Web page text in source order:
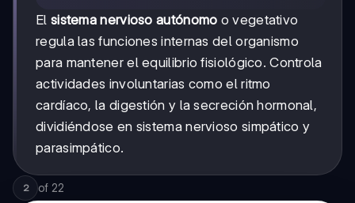
El sistema nervioso autónomo o vegetativo
regula las funciones internas del organismo
para mantener el equilibrio fisiológico. Controla
actividades involuntarias como el ritmo
cardíaco, la digestión y la secreción hormonal,
dividiéndose en sistema nervioso simpático y
parasimpático.
2 of 22